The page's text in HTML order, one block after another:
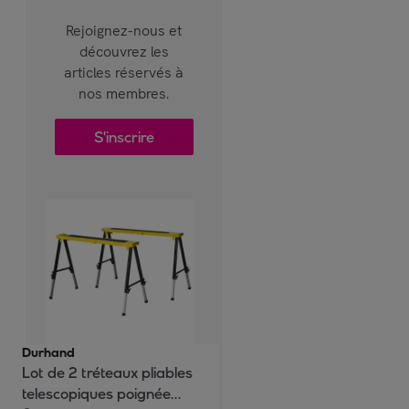
Rejoignez-nous et
découvrez les
articles réservés à
nos membres.
S'inscrire
Durhand
Lot de 2 tréteaux pliables
telescopiques poignée